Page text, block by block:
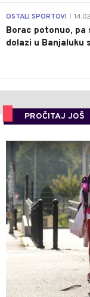
OSTALI SPORTOVI
Borac potonuo, pa
dolazi u Banjaluku
PROČITAJ JOŠ